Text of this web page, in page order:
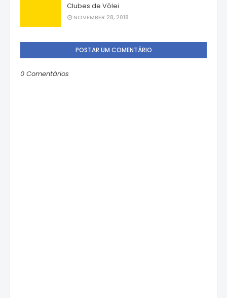
Clubes de Vôlei
NOVEMBER 28, 2018
POSTAR UM COMENTÁRIO
0 Comentários